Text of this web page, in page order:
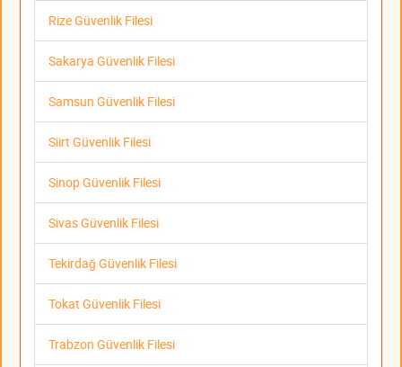
Rize Güvenlik Filesi
Sakarya Güvenlik Filesi
Samsun Güvenlik Filesi
Siirt Güvenlik Filesi
Sinop Güvenlik Filesi
Sivas Güvenlik Filesi
Tekirdağ Güvenlik Filesi
Tokat Güvenlik Filesi
Trabzon Güvenlik Filesi